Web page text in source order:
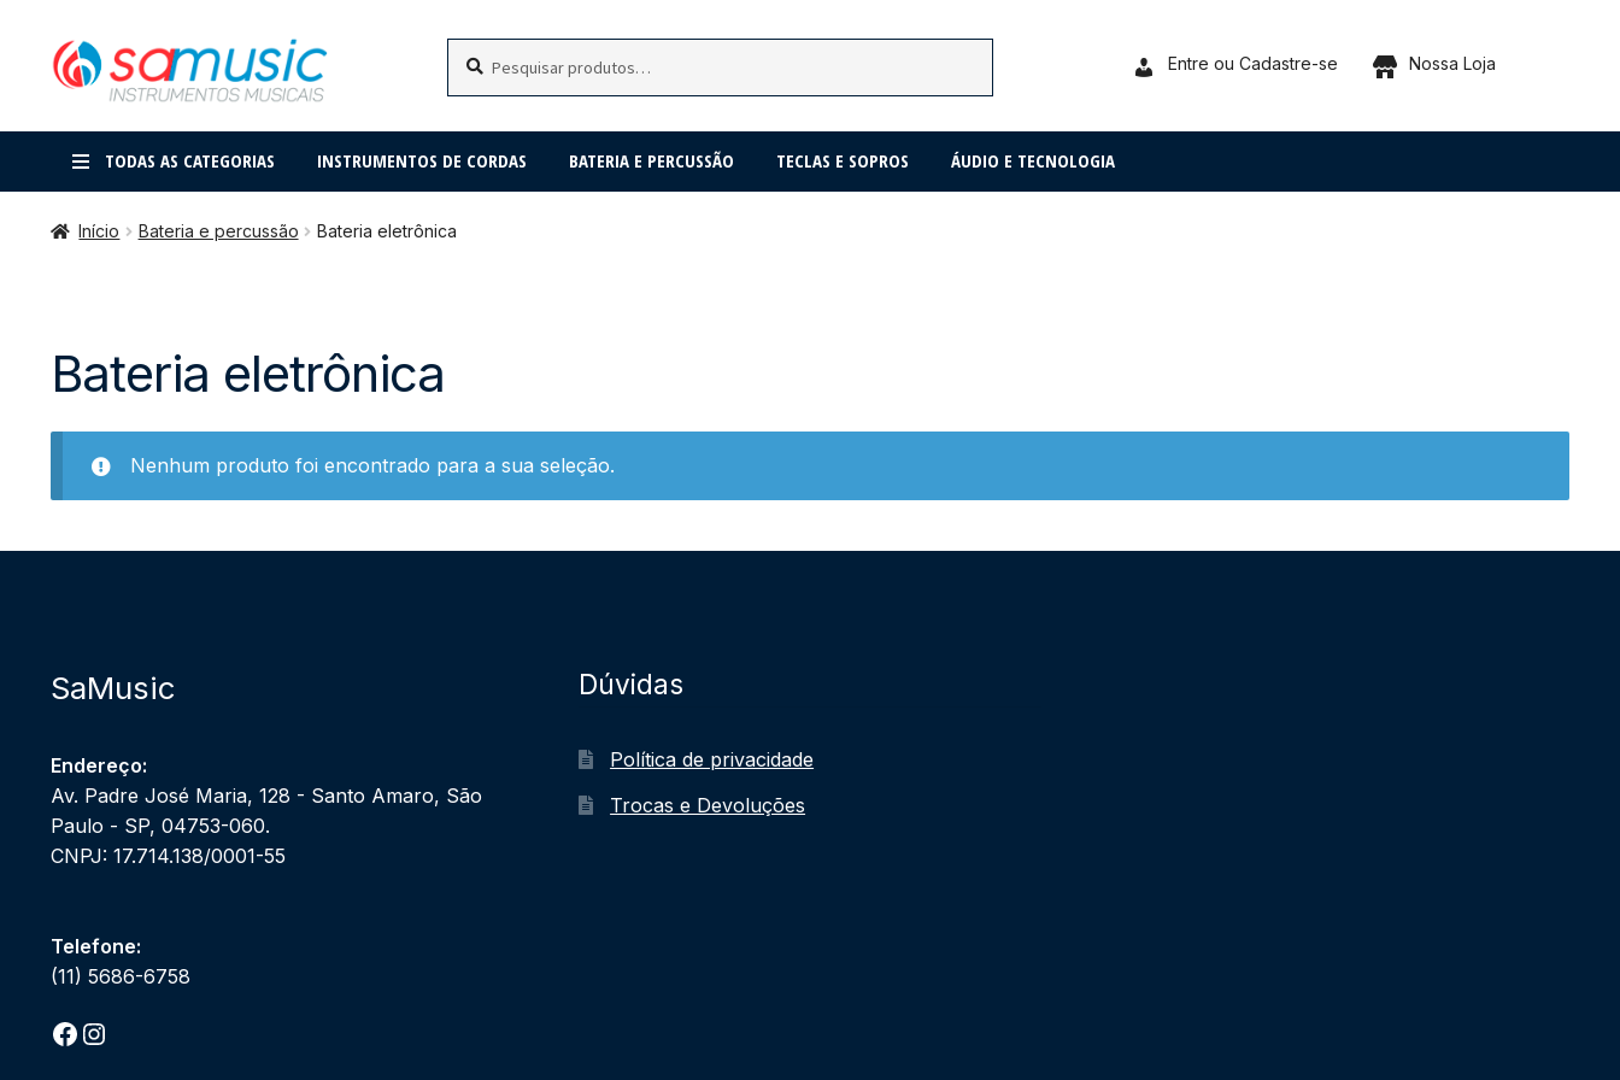
Pular
para
Pular
para
por:
Entre ou Cadastre-se Nossa Loja
TODAS AS CATEGORIAS INSTRUMENTOS DE CORDAS BATERIA E PERCUSSÃO TECLAS E SOPROS ÁUDIO E TECNOLOGIA
Início Bateria e percussão Bateria eletrônica
Bateria eletrônica
Nenhum produto foi encontrado para a sua seleção.
SaMusic
Endereço:
Av. Padre José Maria, 128 - Santo Amaro, São
Paulo - SP, 04753-060.
CNPJ: 17.714.138/0001-55
Telefone:
(11) 5686-6758
Facebook
Instagram
Dúvidas
Política de privacidade
Trocas e Devoluções